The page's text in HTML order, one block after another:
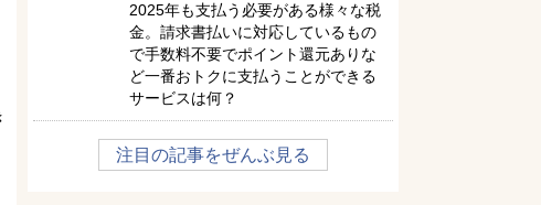
2025年も支払う必要がある様々な税
金。請求書払いに対応しているもの
で手数料不要でポイント還元ありな
ど一番おトクに支払うことができる
サービスは何？
注目の記事をぜんぶ見る